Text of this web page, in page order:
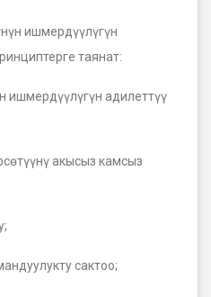
ишмердүүлүгүн
таянат:
адилеттүү
акысыз камсыз
сактоо;